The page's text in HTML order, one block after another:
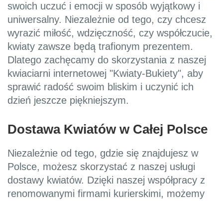
swoich uczuć i emocji w sposób wyjątkowy i
uniwersalny. Niezależnie od tego, czy chcesz
wyrazić miłość, wdzięczność, czy współczucie,
kwiaty zawsze będą trafionym prezentem.
Dlatego zachęcamy do skorzystania z naszej
kwiaciarni internetowej "Kwiaty-Bukiety", aby
sprawić radość swoim bliskim i uczynić ich
dzień jeszcze piękniejszym.
Dostawa Kwiatów w Całej Polsce
Niezależnie od tego, gdzie się znajdujesz w
Polsce, możesz skorzystać z naszej usługi
dostawy kwiatów. Dzięki naszej współpracy z
renomowanymi firmami kurierskimi, możemy